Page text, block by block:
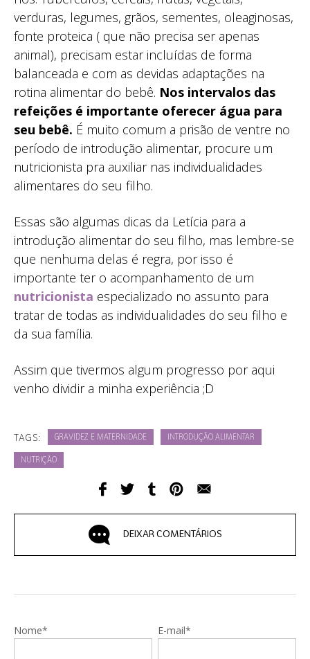
verduras, legumes, grãos, sementes, oleaginosas,
fonte proteica ( que não precisa ser apenas
animal), precisam estar incluídas de forma
balanceada e com as devidas adaptações na
rotina alimentar do bebê. Nos intervalos das
refeições é importante oferecer água para
seu bebê. É muito comum a prisão de ventre no
período de introdução alimentar, procure um
nutricionista pra auxiliar nas individualidades
alimentares do seu filho.
Essas são algumas dicas da Letícia para a
introdução alimentar do seu filho, mas lembre-se
que nenhuma delas é regra, por isso é
importante ter o acompanhamento de um
nutricionista especializado no assunto para
tratar de todas as individualidades do seu filho e
da sua família.
Assim que tivermos algum progresso por aqui
venho dividir a minha experiência ;D
TAGS: GRAVIDEZ E MATERNIDADE INTRODUÇÃO ALIMENTAR
NUTRIÇÃO
DEIXAR COMENTÁRIOS
Nome* E-mail*